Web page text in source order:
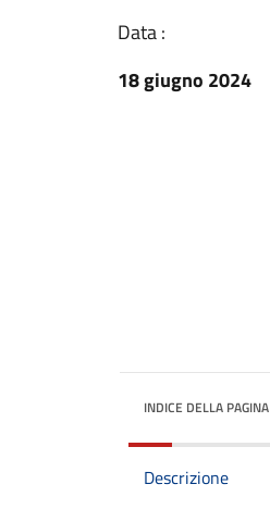
Data :
18 giugno 2024
INDICE DELLA PAGINA
Descrizione